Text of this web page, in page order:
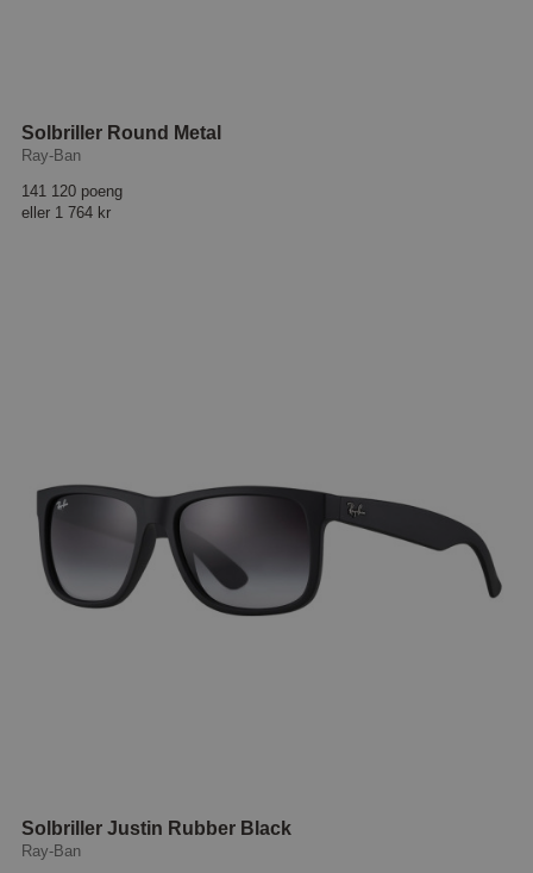
Solbriller Round Metal
Ray-Ban
141 120 poeng
eller 1 764 kr
Solbriller Justin Rubber Black
Ray-Ban